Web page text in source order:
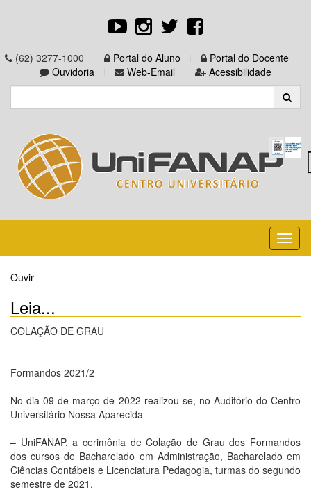
(62) 3277-1000 Portal do Aluno
Portal do Docente
Ouvidoria
Web-Email Acessibilidade
Ouvir
Leia...
COLAÇÃO DE GRAU
Formandos 2021/2
No dia 09 de março de 2022 realizou-se, no Auditório do Centro
Universitário Nossa Aparecida
– UniFANAP, a cerimônia de Colação de Grau dos Formandos
dos cursos de Bacharelado em Administração, Bacharelado em
Ciências Contábeis e Licenciatura Pedagogia, turmas do segundo
semestre de 2021.